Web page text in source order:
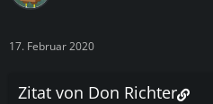
17. Februar 2020
Zitat von Don Richter